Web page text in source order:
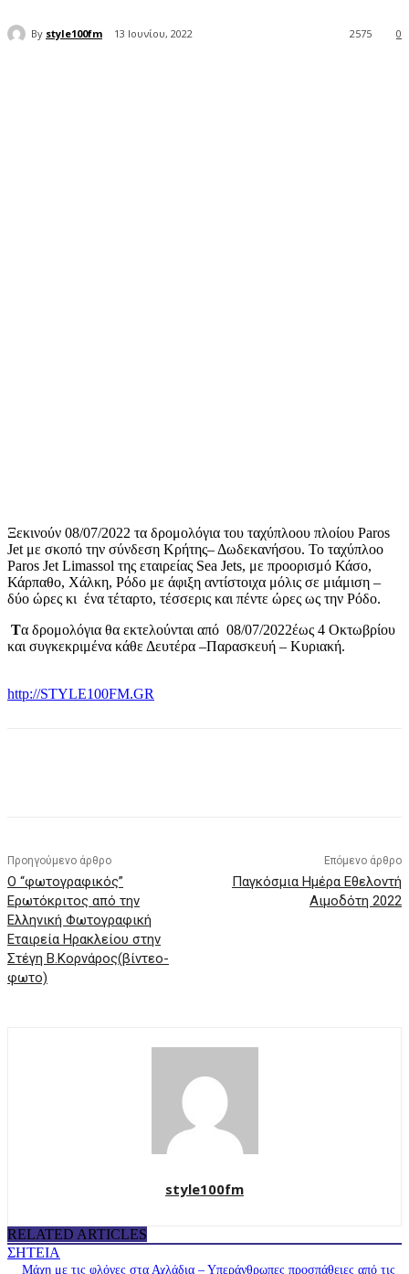
By style100fm 13 Ιουνίου, 2022 0
2575
Ξεκινούν 08/07/2022 τα δρομολόγια του ταχύπλοου πλοίου Paros
Jet με σκοπό την σύνδεση Κρήτης– Δωδεκανήσου. Το ταχύπλοο
Paros Jet Limassol της εταιρείας Sea Jets, με προορισμό Κάσο,
Κάρπαθο, Χάλκη, Ρόδο με άφιξη αντίστοιχα μόλις σε μιάμιση –
δύο ώρες κι ένα τέταρτο, τέσσερις και πέντε ώρες ως την Ρόδο.
Τα δρομολόγια θα εκτελούνται από 08/07/2022έως 4 Οκτωβρίου
και συγκεκριμένα κάθε Δευτέρα –Παρασκευή – Κυριακή.
http://STYLE100FM.GR
Προηγούμενο άρθρο
Ο “φωτογραφικός”
Ερωτόκριτος από την
Ελληνική Φωτογραφική
Εταιρεία Ηρακλείου στην
Στέγη Β.Κορνάρος(βίντεο-
φωτο)
Επόμενο άρθρο
Παγκόσμια Ημέρα Εθελοντή
Αιμοδότη 2022
style100fm
RELATED ARTICLES
ΣΗΤΕΙΑ
Μάχη με τις φλόγες στα Αχλάδια – Υπεράνθρωπες προσπάθειες από τις